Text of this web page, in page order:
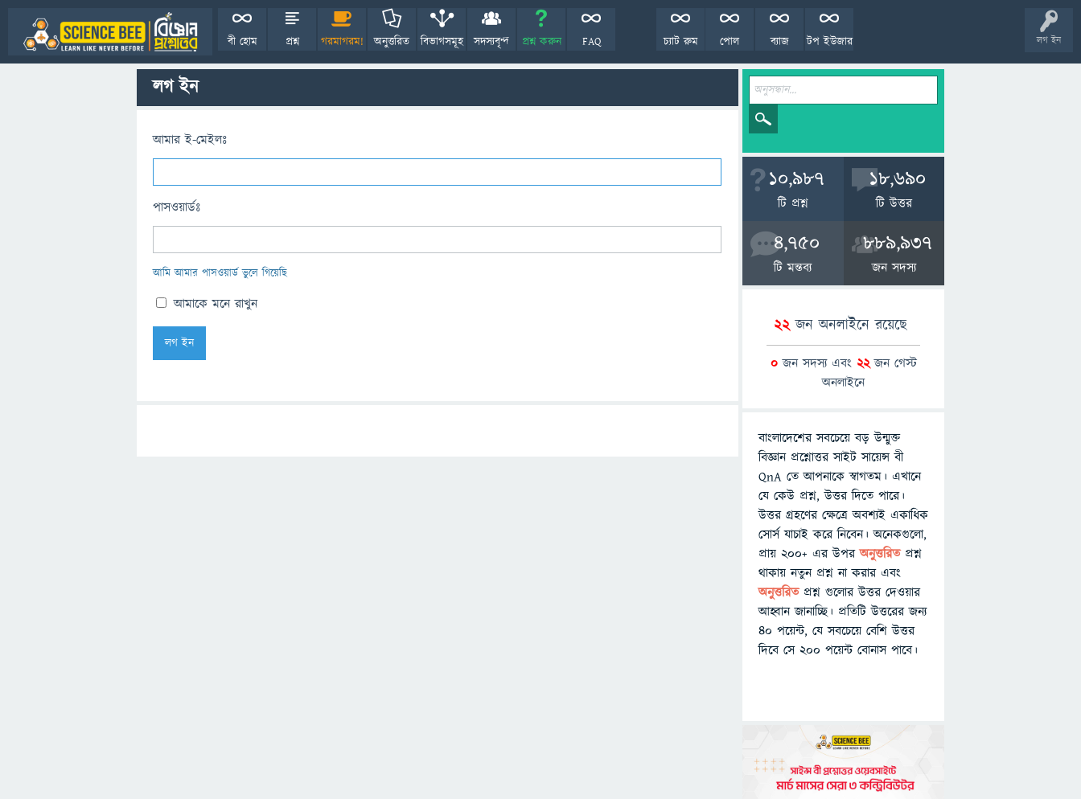
লগ ইন
বী হোম প্রশ্ন গরমাগরম! অনুত্তরিত বিভাগসমূহ সদস্যবৃন্দ প্রশ্ন করুন FAQ টপ ইউজার
ব্যাজ
পোল
চ্যাট রুম
লগ ইন
আমার ই-মেইলঃ
পাসওয়ার্ডঃ
আমি আমার পাসওয়ার্ড ভুলে গিয়েছি
আমাকে মনে রাখুন
10,987
টি প্রশ্ন
18,690
টি উত্তর
4,750
টি মন্তব্য
889,937
জন সদস্য
22জন অনলাইনে রয়েছে
0জন সদস্য এবং 22জন গেস্ট
অনলাইনে
বাংলাদেশের সবচেয়ে বড় উন্মুক্ত
বিজ্ঞান প্রশ্নোত্তর সাইট সায়েন্স বী
QnA তে আপনাকে স্বাগতম। এখানে
যে কেউ প্রশ্ন, উত্তর দিতে পারে।
উত্তর গ্রহণের ক্ষেত্রে অবশ্যই একাধিক
সোর্স যাচাই করে নিবেন। অনেকগুলো,
প্রায় ২০০+ এর উপরঅনুত্তরিতপ্রশ্ন
থাকায় নতুন প্রশ্ন না করার এবং
অনুত্তরিত প্রশ্ন গুলোর উত্তর দেওয়ার
আহ্বান জানাচ্ছি। প্রতিটি উত্তরের জন্য
৪০ পয়েন্ট, যে সবচেয়ে বেশি উত্তর
দিবে সে ২০০ পয়েন্ট বোনাস পাবে।